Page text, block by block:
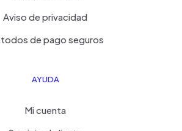
Aviso de privacidad
de pago seguros
AYUDA
Mi cuenta